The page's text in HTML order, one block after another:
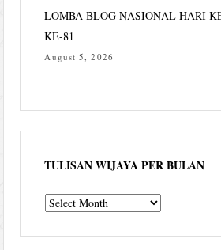
LOMBA BLOG NASIONAL HARI
KE-81
August 5, 2026
TULISAN WIJAYA PER BULAN
Tulisan
per